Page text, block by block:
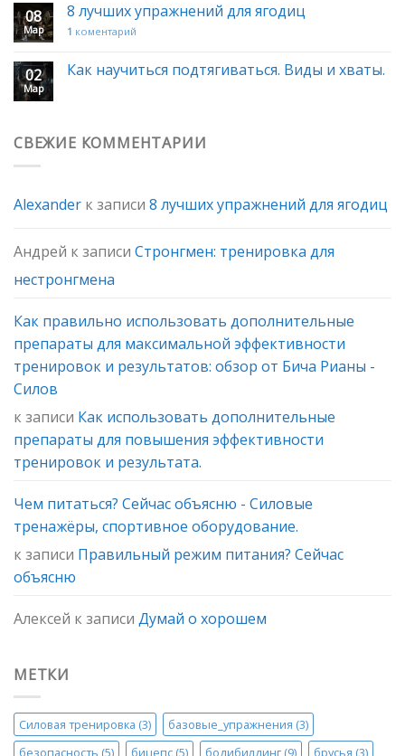
08
Мар
8 лучших упражнений для ягодиц
1 коментарий
02
Мар
Как научиться подтягиваться. Виды и хваты.
СВЕЖИЕ КОММЕНТАРИИ
Alexander к записи 8 лучших упражнений для ягодиц
Андрей к записи Стронгмен: тренировка для
нестронгмена
Как правильно использовать дополнительные
препараты для максимальной эффективности
тренировок и результатов: обзор от Бича Рианы -
Силов
к записи Как использовать дополнительные
препараты для повышения эффективности
тренировок и результата.
Чем питаться? Сейчас объясню - Силовые
тренажёры, спортивное оборудование.
к записи Правильный режим питания? Сейчас
объясню
Алексей к записи Думай о хорошем
МЕТКИ
Силовая тренировка (3) базовые_упражнения (3)
безопасность (5) бицепс (5) бодибилдинг (9) брусья (3)